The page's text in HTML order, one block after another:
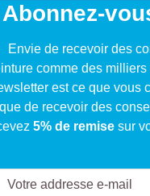
Abonnez-
Envie de recevoir des
comme des
est ce que vous
que de recevoir des
5% de remise sur